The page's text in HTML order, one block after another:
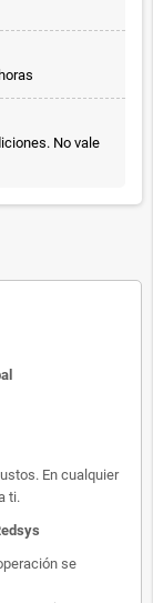
No vale
En cualquier
ti.
se